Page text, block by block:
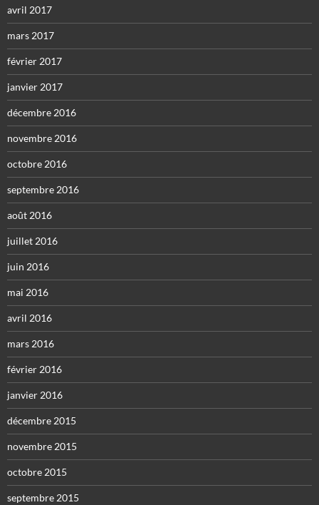
avril 2017
mars 2017
février 2017
janvier 2017
décembre 2016
novembre 2016
octobre 2016
septembre 2016
août 2016
juillet 2016
juin 2016
mai 2016
avril 2016
mars 2016
février 2016
janvier 2016
décembre 2015
novembre 2015
octobre 2015
septembre 2015